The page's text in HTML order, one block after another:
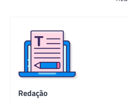
Redação